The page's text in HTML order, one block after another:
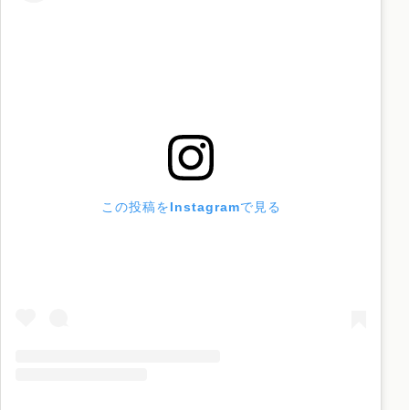
この投稿をInstagramで見る